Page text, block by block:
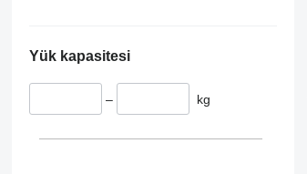
Yük kapasitesi
– kg